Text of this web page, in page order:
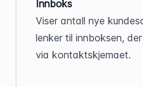
Innboks
Viser antall nye
lenker til innboksen,
via kontaktskjemaet.